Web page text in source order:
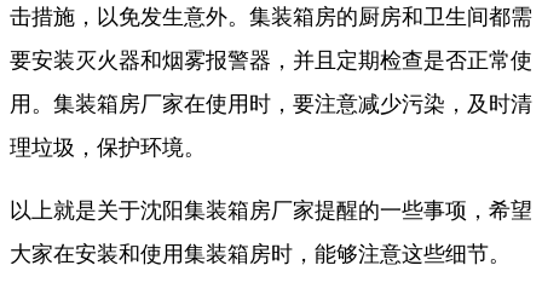
击措施，以免发生意外。集装箱房的厨房和卫生间都需
要安装灭火器和烟雾报警器，并且定期检查是否正常使
用。集装箱房厂家在使用时，要注意减少污染，及时清
理垃圾，保护环境。
以上就是关于沈阳集装箱房厂家提醒的一些事项，希望
大家在安装和使用集装箱房时，能够注意这些细节。